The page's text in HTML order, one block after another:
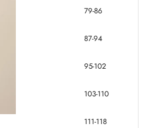
79-86
87-94
95-102
103-110
111-118